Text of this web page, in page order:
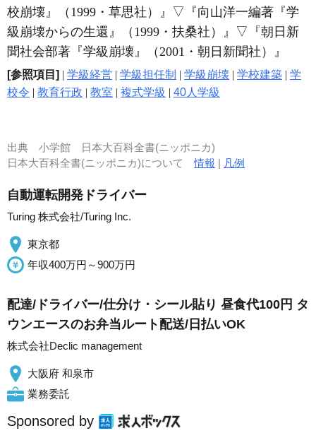
校崩壊』（1999・草思社）』 ▽ 『向山洋一編著『学
級崩壊からの生還』（1999・扶桑社）』 ▽ 『朝日新
聞社会部著『学級崩壊』（2001・朝日新聞社）』
[参照項目] | 学級経営 | 学級担任制 | 学級崩壊 | 学校建築 | 学
校令 | 教育行政 | 教室 | 複式学級 | 40人学級
出典 小学館 日本大百科全書(ニッポニカ)
日本大百科全書(ニッポニカ)について情報 | 凡例
自動運転開発ドライバー
Turing 株式会社/Turing Inc.
東京都
年収400万円～900万円
配達/ドライバー/仕分け・シール貼り 昼食代100円 タ
ウンエースのお弁当ルート配送/日払いOK
株式会社Declic management
大阪府 和泉市
業務委託
Sponsored by